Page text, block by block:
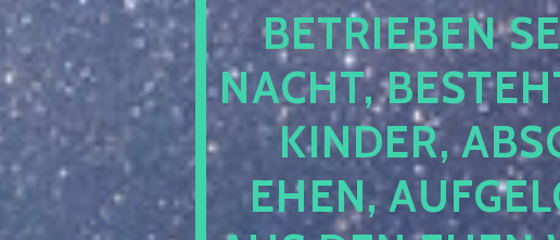
TRIEBEN
CHT, BESTEHT
NDER,
EN,